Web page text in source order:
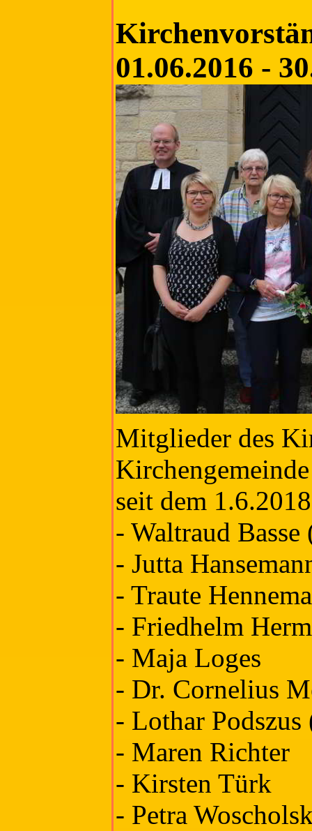
01.06.2016 -
Mitglieder des
seit dem
- Waltraud Basse
- Jutta
- Traute
- Friedhelm
- Maja Loges
- Dr. Cornelius
- Lothar Podszus
- Maren Richter
- Kirsten Türk
- Petra